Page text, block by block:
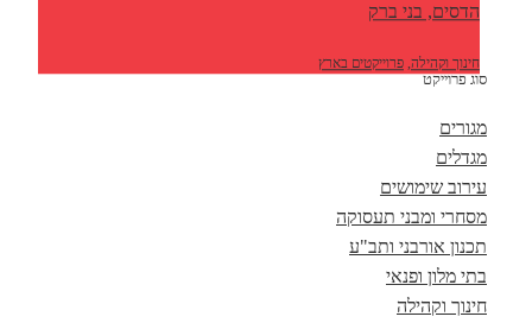
הדסים, בני ברק
חינוך וקהילה, פרוייקטים בארץ
סוג פרוייקט
מגורים
מגדלים
עירוב שימושים
מסחרי ומבני תעסוקה
תכנון אורבני ותב"ע
בתי מלון ופנאי
חינוך וקהילה